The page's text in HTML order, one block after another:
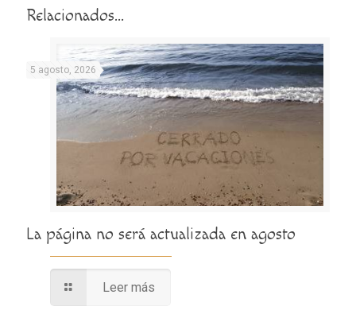
Relacionados...
5 agosto, 2026
La página no será actualizada en agosto
Leer más